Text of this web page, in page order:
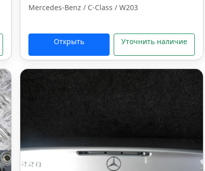
Mercedes-Benz / C-Class / W203
Открыть Уточнить наличие